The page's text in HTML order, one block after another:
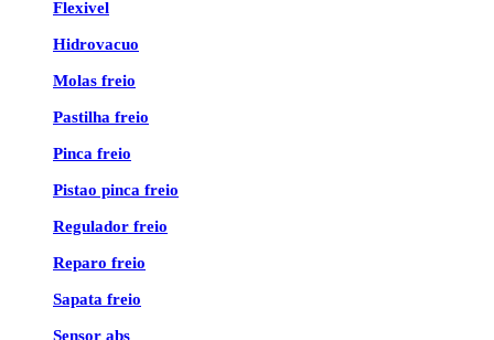
Flexivel
Hidrovacuo
Molas freio
Pastilha freio
Pinca freio
Pistao pinca freio
Regulador freio
Reparo freio
Sapata freio
Sensor abs